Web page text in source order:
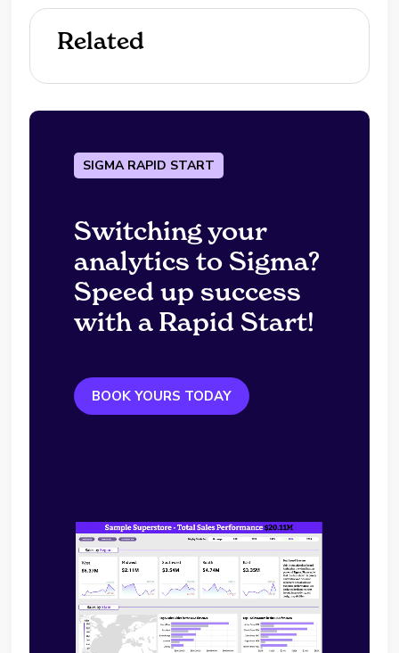
Related
SIGMA RAPID START
Switching your
analytics to Sigma?
Speed up success
with a Rapid Start!
BOOK YOURS TODAY